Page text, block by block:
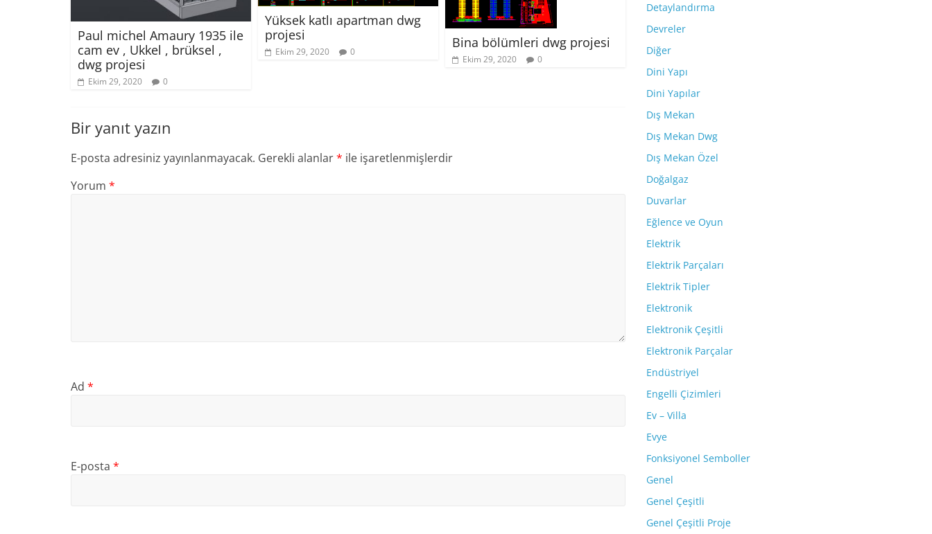
Paul michel Amaury 1935 ile
cam ev , Ukkel , brüksel ,
dwg projesi
Ekim 29, 2020 0
Yüksek katlı apartman dwg
projesi
Ekim 29, 2020 0
Bina bölümleri dwg projesi
Ekim 29, 2020 0
Bir yanıt yazın
E-posta adresiniz yayınlanmayacak. Gerekli alanlar* ile işaretlenmişlerdir
Yorum *
Ad *
E-posta *
Detaylandırma
Devreler
Diğer
Dini Yapı
Dini Yapılar
Dış Mekan
Dış Mekan Dwg
Dış Mekan Özel
Doğalgaz
Duvarlar
Eğlence ve Oyun
Elektrik
Elektrik Parçaları
Elektrik Tipler
Elektronik
Elektronik Çeşitli
Elektronik Parçalar
Endüstriyel
Engelli Çizimleri
Ev – Villa
Evye
Fonksiyonel Semboller
Genel
Genel Çeşitli
Genel Çeşitli Proje